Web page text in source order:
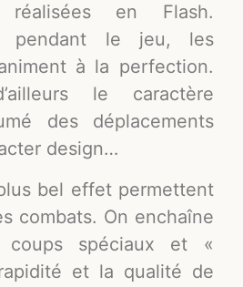
en Flash.
pendant le jeu, les
à la perfection.
le caractère
des déplacements
design…
bel effet permettent
combats. On enchaîne
coups spéciaux et «
et la qualité de